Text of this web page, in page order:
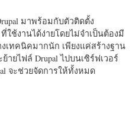
มาพร้อมกับตัวติดตั้ง
ที่ใช้งานได้ง่ายโดยไม่จำเป็นต้องมี
เทคนิคมากนัก เพียงแค่สร้างฐาน
ายไฟล์ Drupal ไปบนเซิร์ฟเวอร์
จะช่วยจัดการให้ทั้งหมด